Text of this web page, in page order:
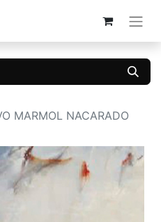
MARMOL NACARADO